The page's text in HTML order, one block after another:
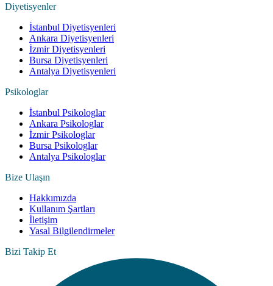
Diyetisyenler
İstanbul Diyetisyenleri
Ankara Diyetisyenleri
İzmir Diyetisyenleri
Bursa Diyetisyenleri
Antalya Diyetisyenleri
Psikologlar
İstanbul Psikologlar
Ankara Psikologlar
İzmir Psikologlar
Bursa Psikologlar
Antalya Psikologlar
Bize Ulaşın
Hakkımızda
Kullanım Şartları
İletişim
Yasal Bilgilendirmeler
Bizi Takip Et